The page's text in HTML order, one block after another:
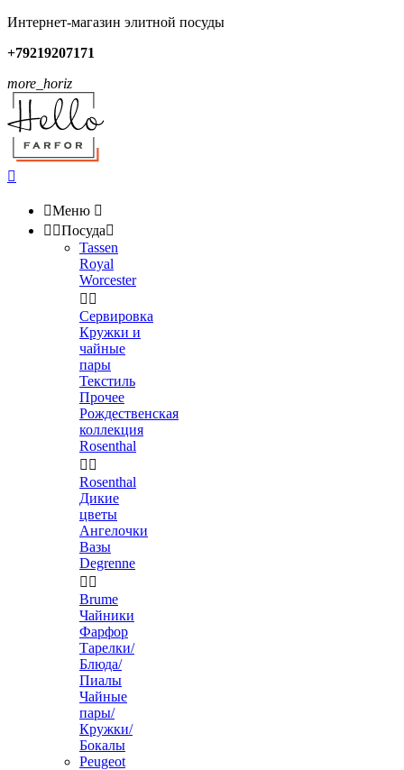
Интернет-магазин элитной посуды
+79219207171
more_horiz

Меню 
 Посуда
Tassen
Royal
Worcester
 
Сервировка
Кружки и
чайные
пары
Текстиль
Прочее
Рождественская
коллекция
Rosenthal
 
Rosenthal
Дикие
цветы
Ангелочки
Вазы
Degrenne
 
Brume
Чайники
Фарфор
Тарелки/
Блюда/
Пиалы
Чайные
пары/
Кружки/
Бокалы
Peugeot